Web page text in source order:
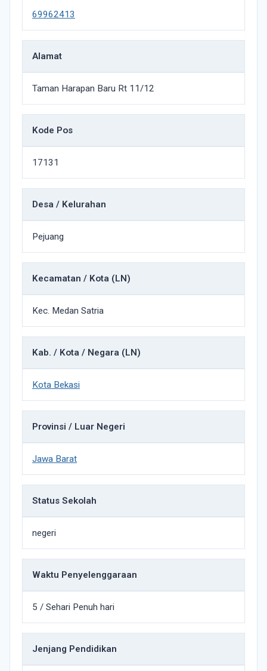
69962413
Alamat
Taman Harapan Baru Rt 11/12
Kode Pos
17131
Desa / Kelurahan
Pejuang
Kecamatan / Kota (LN)
Kec. Medan Satria
Kab. / Kota / Negara (LN)
Kota Bekasi
Provinsi / Luar Negeri
Jawa Barat
Status Sekolah
negeri
Waktu Penyelenggaraan
5 / Sehari Penuh hari
Jenjang Pendidikan